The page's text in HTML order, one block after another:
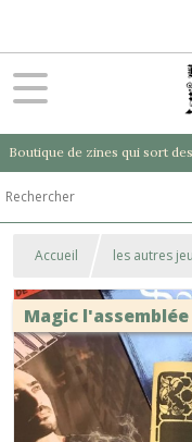
Boutique de zines qui sort
Accueil les autres
Magic